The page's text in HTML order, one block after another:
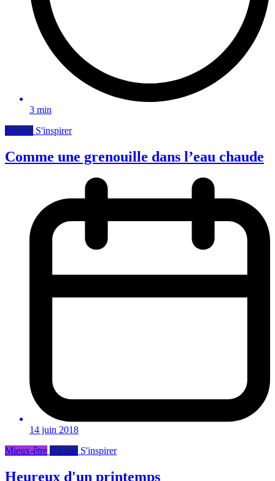
3 min
Blogue S'inspirer
Comme une grenouille dans l’eau chaude
14 juin 2018
Mieux-être Blogue S'inspirer
Heureux d'un printemps